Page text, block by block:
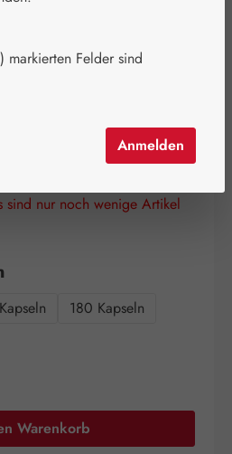
(1.386,67 € / 1 Kilogramm)
sind nur noch wenige Artikel
180 Kapseln
Gib den gewünschten
Warenkorb
Felder sind
Anmelden